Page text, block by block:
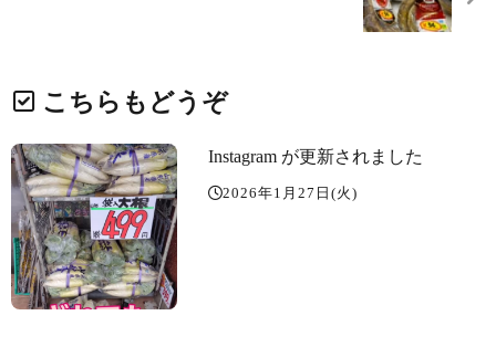
こちらもどうぞ
Instagram が更新されました
2026年1月27日(火)